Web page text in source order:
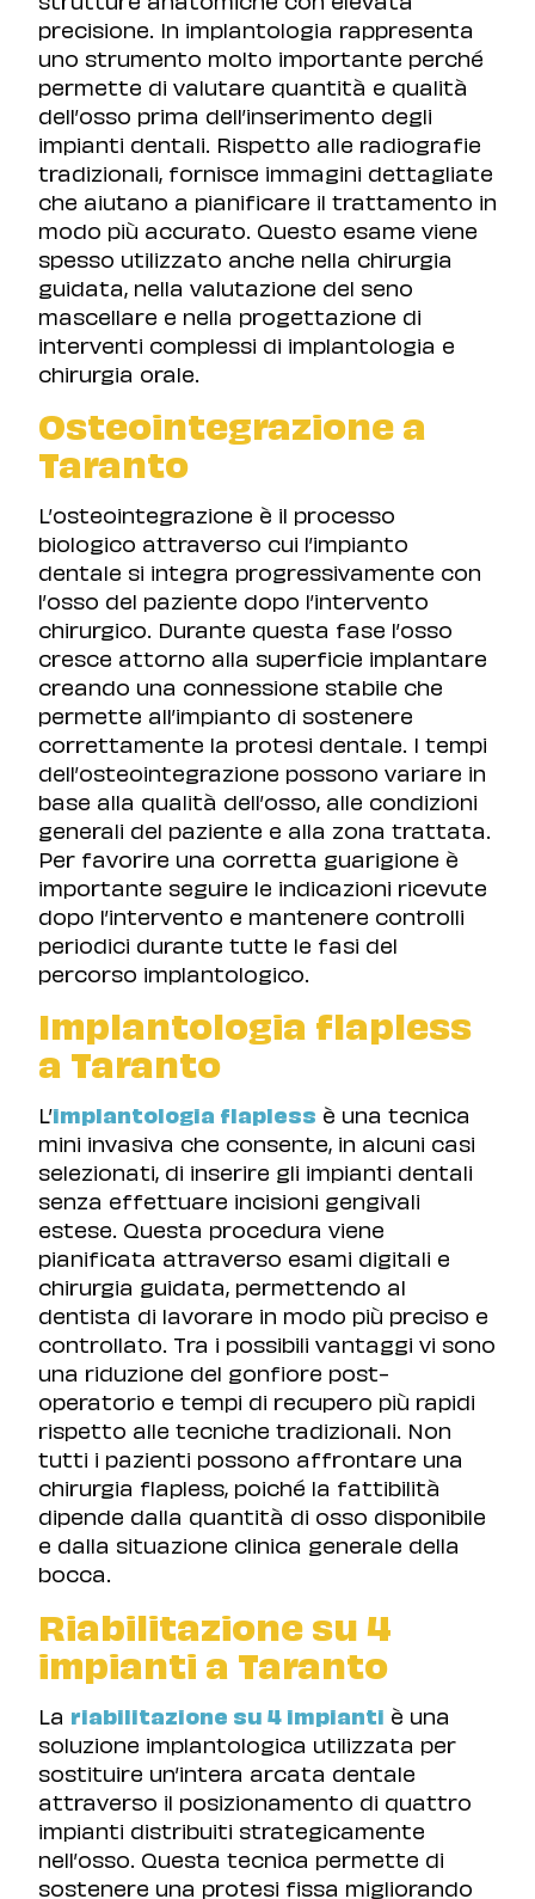
precisione. In implantologia rappresenta
uno strumento molto importante perché
permette di valutare quantità e qualità
dell’osso prima dell’inserimento degli
impianti dentali. Rispetto alle radiografie
tradizionali, fornisce immagini dettagliate
che aiutano a pianificare il trattamento in
modo più accurato. Questo esame viene
spesso utilizzato anche nella chirurgia
guidata, nella valutazione del seno
mascellare e nella progettazione di
interventi complessi di implantologia e
chirurgia orale.
Osteointegrazione a
Taranto
L’osteointegrazione è il processo
biologico attraverso cui l’impianto
dentale si integra progressivamente con
l’osso del paziente dopo l’intervento
chirurgico. Durante questa fase l’osso
cresce attorno alla superficie implantare
creando una connessione stabile che
permette all’impianto di sostenere
correttamente la protesi dentale. I tempi
dell’osteointegrazione possono variare in
base alla qualità dell’osso, alle condizioni
generali del paziente e alla zona trattata.
Per favorire una corretta guarigione è
importante seguire le indicazioni ricevute
dopo l’intervento e mantenere controlli
periodici durante tutte le fasi del
percorso implantologico.
Implantologia flapless
a Taranto
L’implantologia flapless è una tecnica
mini invasiva che consente, in alcuni casi
selezionati, di inserire gli impianti dentali
senza effettuare incisioni gengivali
estese. Questa procedura viene
pianificata attraverso esami digitali e
chirurgia guidata, permettendo al
dentista di lavorare in modo più preciso e
controllato. Tra i possibili vantaggi vi sono
una riduzione del gonfiore post-
operatorio e tempi di recupero più rapidi
rispetto alle tecniche tradizionali. Non
tutti i pazienti possono affrontare una
chirurgia flapless, poiché la fattibilità
dipende dalla quantità di osso disponibile
e dalla situazione clinica generale della
bocca.
Riabilitazione su 4
impianti a Taranto
La riabilitazione su 4 impianti è una
soluzione implantologica utilizzata per
sostituire un’intera arcata dentale
attraverso il posizionamento di quattro
impianti distribuiti strategicamente
nell’osso. Questa tecnica permette di
sostenere una protesi fissa migliorando